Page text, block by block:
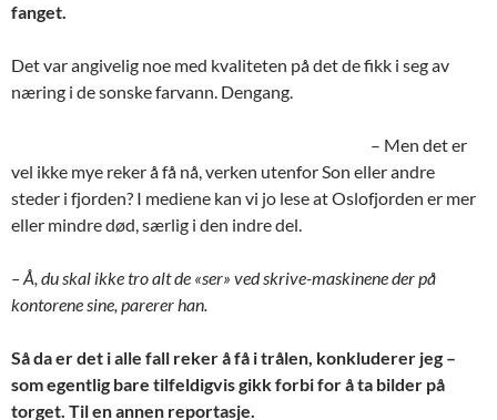
fanget.
Det var angivelig noe med kvaliteten på det de fikk i seg av
næring i de sonske farvann. Dengang.
– Men det er
vel ikke mye reker å få nå, verken utenfor Son eller andre
steder i fjorden? I mediene kan vi jo lese at Oslofjorden er mer
eller mindre død, særlig i den indre del.
– Å, du skal ikke tro alt de «ser» ved skrive-maskinene der på
kontorene sine, parerer han.
Så da er det i alle fall reker å få i trålen, konkluderer jeg –
som egentlig bare tilfeldigvis gikk forbi for å ta bilder på
torget. Til en annen reportasje.